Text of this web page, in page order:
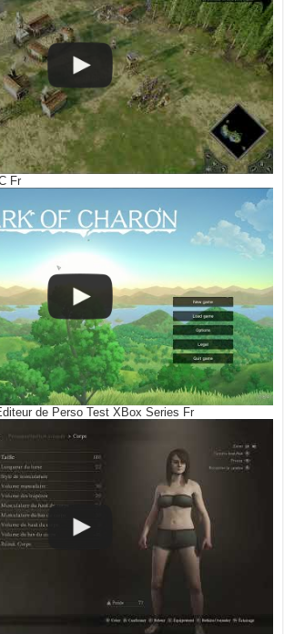
Fr
de Perso Test XBox Series Fr